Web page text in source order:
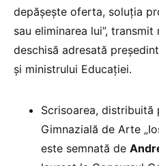
depășește oferta, soluția
sau eliminarea lui”,
deschisă adresată
și ministrului Educației.
Scrisoarea, distribuită
Gimnazială de Arte
este semnată de